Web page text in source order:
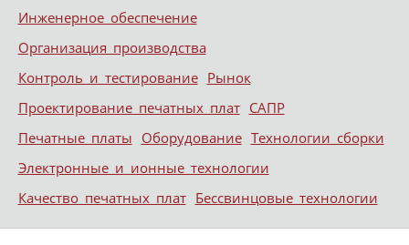
Меню
Skip to content
Инженерное обеспечение
Организация производства
Контроль и тестирование Рынок
Проектирование печатных плат САПР
Печатные платы Оборудование Технологии сборки
Электронные и ионные технологии
Качество печатных плат Бессвинцовые технологии